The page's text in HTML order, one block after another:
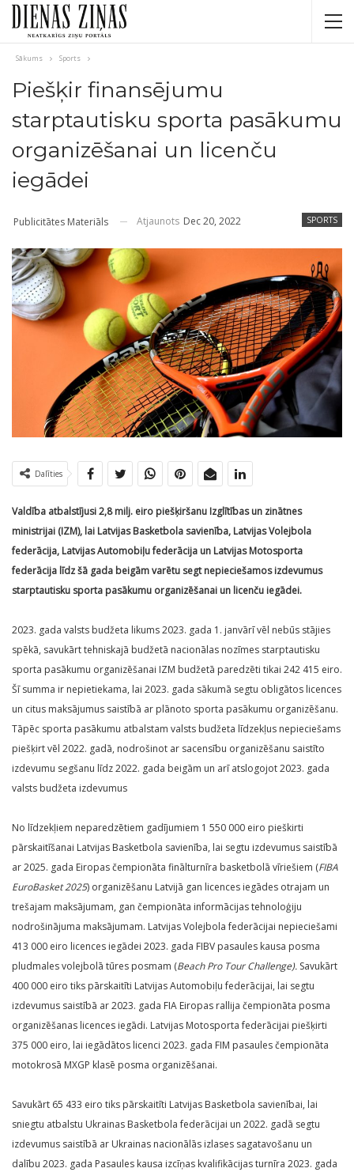
Sākums Sports
Piešķir finansējumu
starptautisku sporta pasākumu
organizēšanai un licenču
iegādei
SPORTS
Publicitātes Materiāls Atjaunots Dec 20, 2022
Dalīties
Valdība atbalstījusi 2,8 milj. eiro piešķiršanu Izglītības un zinātnes
ministrijai (IZM), lai Latvijas Basketbola savienība, Latvijas Volejbola
federācija, Latvijas Automobiļu federācija un Latvijas Motosporta
federācija līdz šā gada beigām varētu segt nepieciešamos izdevumus
starptautisku sporta pasākumu organizēšanai un licenču iegādei.
2023. gada valsts budžeta likums 2023. gada 1. janvārī vēl nebūs stājies
spēkā, savukārt tehniskajā budžetā nacionālas nozīmes starptautisku
sporta pasākumu organizēšanai IZM budžetā paredzēti tikai 242 415 eiro.
Šī summa ir nepietiekama, lai 2023. gada sākumā segtu obligātos licences
un citus maksājumus saistībā ar plānoto sporta pasākumu organizēšanu.
Tāpēc sporta pasākumu atbalstam valsts budžeta līdzekļus nepieciešams
piešķirt vēl 2022. gadā, nodrošinot ar sacensību organizēšanu saistīto
izdevumu segšanu līdz 2022. gada beigām un arī atslogojot 2023. gada
valsts budžeta izdevumus
No līdzekļiem neparedzētiem gadījumiem 1 550 000 eiro pieškirti
pārskaitīšanai Latvijas Basketbola savienība, lai segtu izdevumus saistībā
ar 2025. gada Eiropas čempionāta finālturnīra basketbolā vīriešiem (FIBA
EuroBasket 2025) organizēšanu Latvijā gan licences iegādes otrajam un
trešajam maksājumam, gan čempionāta informācijas tehnoloģiju
nodrošinājuma maksājumam. Latvijas Volejbola federācijai nepieciešami
413 000 eiro licences iegādei 2023. gada FIBV pasaules kausa posma
pludmales volejbolā tūres posmam (Beach Pro Tour Challenge). Savukārt
400 000 eiro tiks pārskaitīti Latvijas Automobiļu federācijai, lai segtu
izdevumus saistībā ar 2023. gada FIA Eiropas rallija čempionāta posma
organizēšanas licences iegādi. Latvijas Motosporta federācijai piešķirti
375 000 eiro, lai iegādātos licenci 2023. gada FIM pasaules čempionāta
motokrosā MXGP klasē posma organizēšanai.
Savukārt 65 433 eiro tiks pārskaitīti Latvijas Basketbola savienībai, lai
sniegtu atbalstu Ukrainas Basketbola federācijai un 2022. gadā segtu
izdevumus saistībā ar Ukrainas nacionālās izlases sagatavošanu un
dalību 2023. gada Pasaules kausa izcīņas kvalifikācijas turnīra 2023. gada